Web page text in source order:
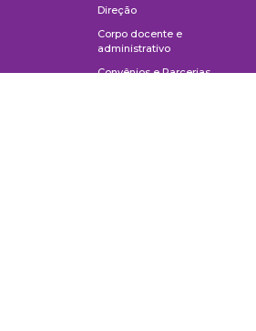
Direção
Corpo docente e
administrativo
Convênios e Parcerias